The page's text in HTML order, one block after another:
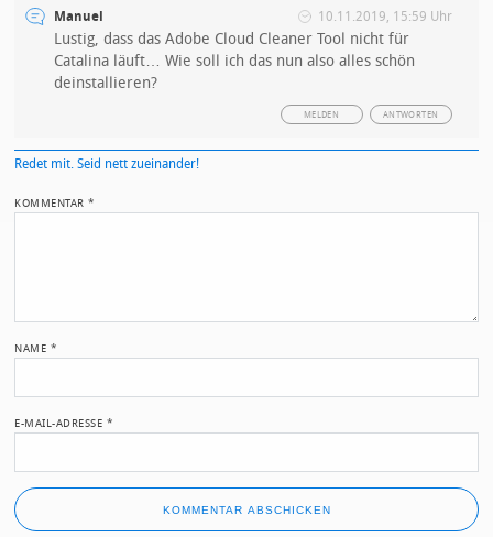
Manuel 10.11.2019, 15:59 Uhr
Lustig, dass das Adobe Cloud Cleaner Tool nicht für
Catalina läuft… Wie soll ich das nun also alles schön
deinstallieren?
ANTWORTEN
MELDEN
Redet mit. Seid nett zueinander!
KOMMENTAR*
NAME *
E-MAIL-ADRESSE *